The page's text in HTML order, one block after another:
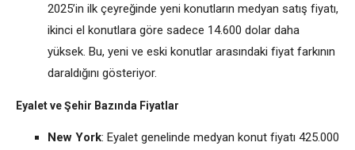
2025’in ilk çeyreğinde yeni konutların medyan satış fiyatı,
ikinci el konutlara göre sadece 14.600 dolar daha
yüksek. Bu, yeni ve eski konutlar arasındaki fiyat farkının
daraldığını gösteriyor.
Eyalet ve Şehir Bazında Fiyatlar
New York: Eyalet genelinde medyan konut fiyatı 425.000